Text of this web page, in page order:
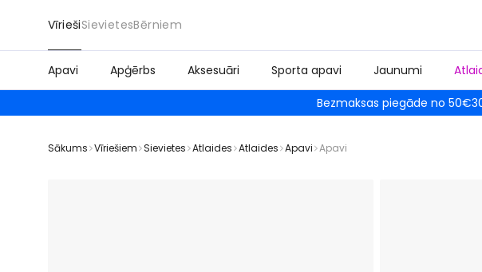
VīriešiSievietesBērniem
Apavi Apģērbs Aksesuāri Sporta apavi Jaunumi
Bezmaksas piegāde no 50€
Sākums Vīriešiem Sievietes Atlaides Atlaides Apavi Apavi